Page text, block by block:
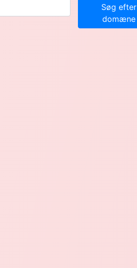
Søg efter
domæne